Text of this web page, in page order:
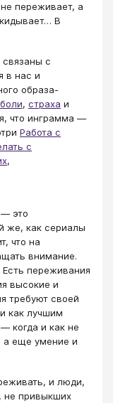
переживает, а
В
с
в нас и
образа-
боли, страха и
что инграмма —
Работа с
с
,
это
же, как сериалы
что на
внимание.
переживания
высокие и
требуют своей
как лучшим
когда и как не
а еще умение и
и люди,
не привыкших